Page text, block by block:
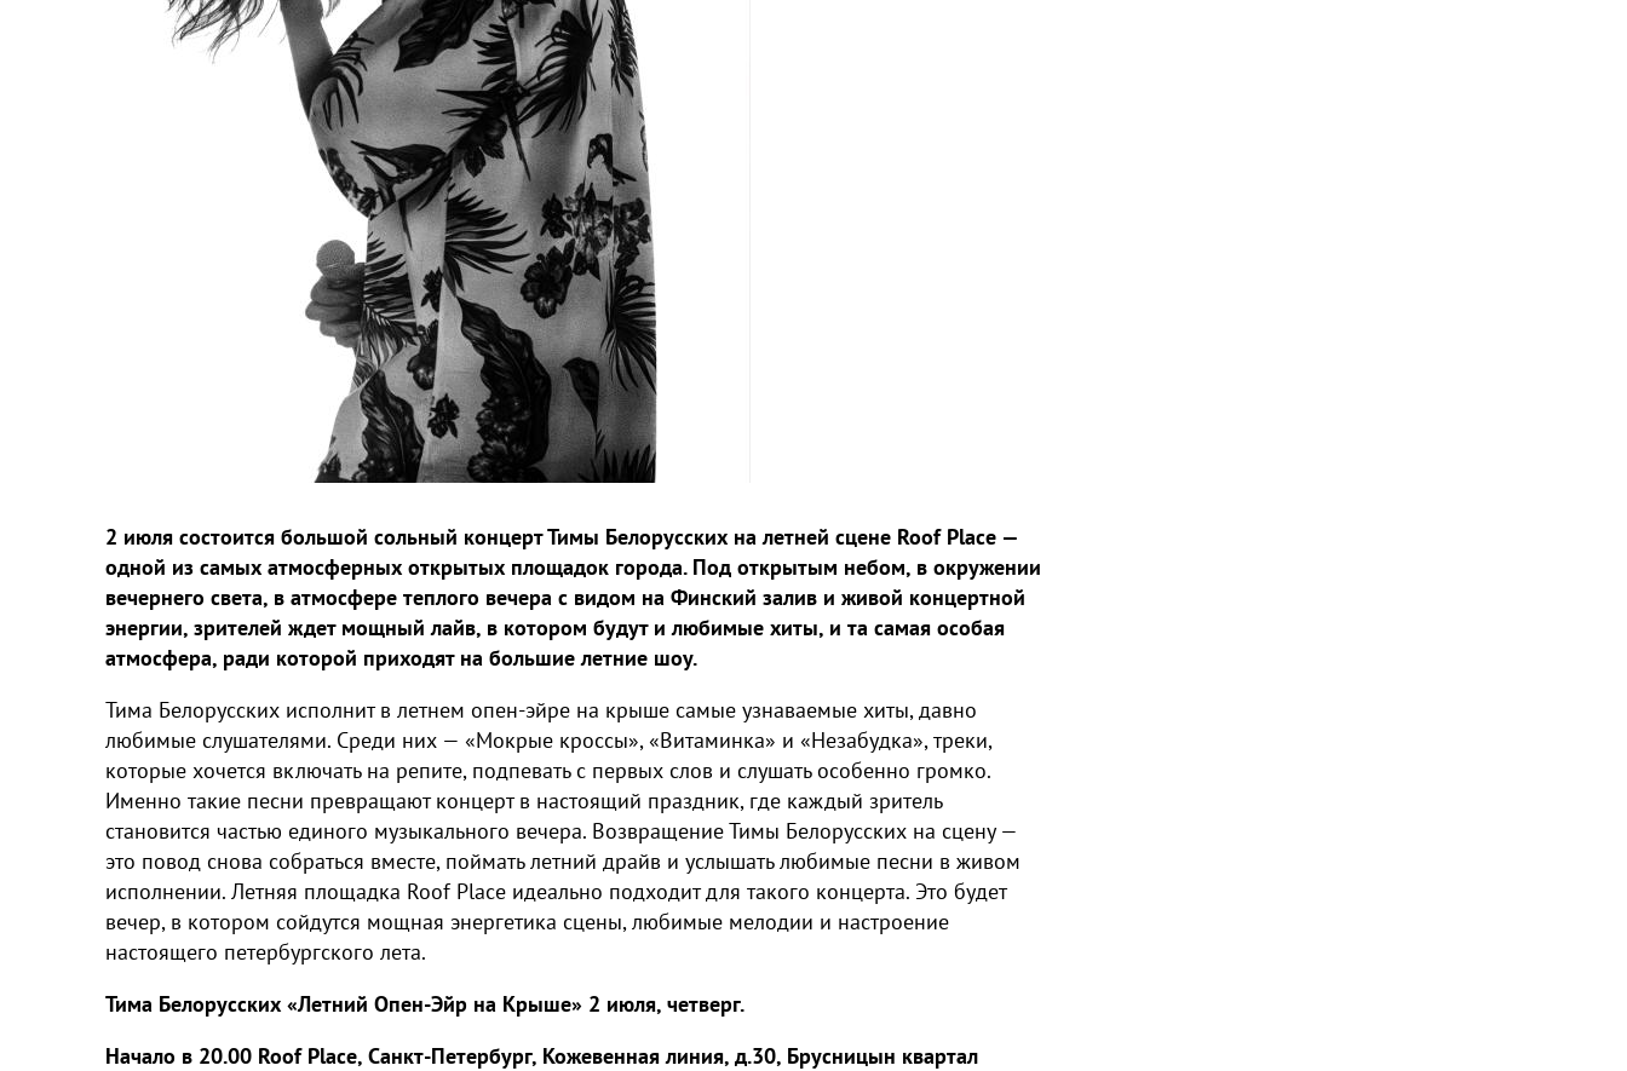
2 июля состоится большой сольный концерт Тимы Белорусских на летней сцене Roof Place —
одной из самых атмосферных открытых площадок города. Под открытым небом, в окружении
вечернего света, в атмосфере теплого вечера с видом на Финский залив и живой концертной
энергии, зрителей ждет мощный лайв, в котором будут и любимые хиты, и та самая особая
атмосфера, ради которой приходят на большие летние шоу.
Тима Белорусских исполнит в летнем опен-эйре на крыше самые узнаваемые хиты, давно
любимые слушателями. Среди них — «Мокрые кроссы», «Витаминка» и «Незабудка», треки,
которые хочется включать на репите, подпевать с первых слов и слушать особенно громко.
Именно такие песни превращают концерт в настоящий праздник, где каждый зритель
становится частью единого музыкального вечера. Возвращение Тимы Белорусских на сцену —
это повод снова собраться вместе, поймать летний драйв и услышать любимые песни в живом
исполнении. Летняя площадка Roof Place идеально подходит для такого концерта. Это будет
вечер, в котором сойдутся мощная энергетика сцены, любимые мелодии и настроение
настоящего петербургского лета.
Тима Белорусских «Летний Опен-Эйр на Крыше» 2 июля, четверг.
Начало в 20.00 Roof Place, Санкт-Петербург, Кожевенная линия, д.30, Брусницын квартал